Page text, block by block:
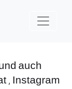
auch
, Instagram